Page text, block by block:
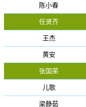
陈小春
任贤齐
王杰
黄安
张国荣
儿歌
梁静茹